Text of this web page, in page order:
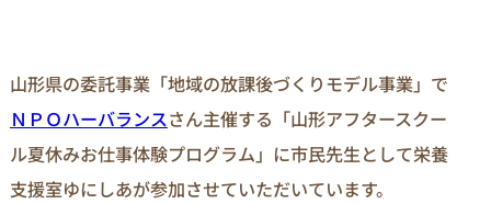
山形県の委託事業「地域の放課後づくりモデル事業」で
ＮＰＯハーバランスさん主催する「山形アフタースクー
ル夏休みお仕事体験プログラム」に市民先生として栄養
支援室ゆにしあが参加させていただいています。